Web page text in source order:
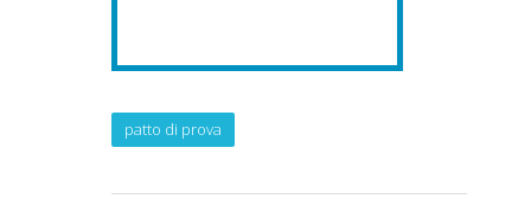
patto di prova